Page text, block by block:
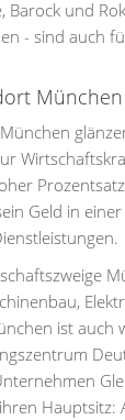
Barock und
- sind auch
München
Geld in
ist auch
Hauptsitz: